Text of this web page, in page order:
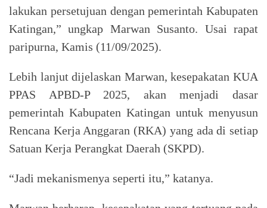
lakukan persetujuan dengan pemerintah Kabupaten
Katingan,” ungkap Marwan Susanto. Usai rapat
paripurna, Kamis (11/09/2025).
Lebih lanjut dijelaskan Marwan, kesepakatan KUA
PPAS APBD-P 2025, akan menjadi dasar
pemerintah Kabupaten Katingan untuk menyusun
Rencana Kerja Anggaran (RKA) yang ada di setiap
Satuan Kerja Perangkat Daerah (SKPD).
“Jadi mekanismenya seperti itu,” katanya.